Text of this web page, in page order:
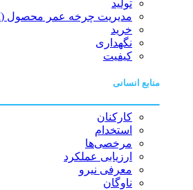
تولید
مدیریت چرخه عمر محصول (PLM)
خرید
نگهداری
کیفیت
منابع انسانی
کارکنان
استخدام
مرخصی‌ها
ارزیابی عملکرد
معرفی نیرو
ناوگان